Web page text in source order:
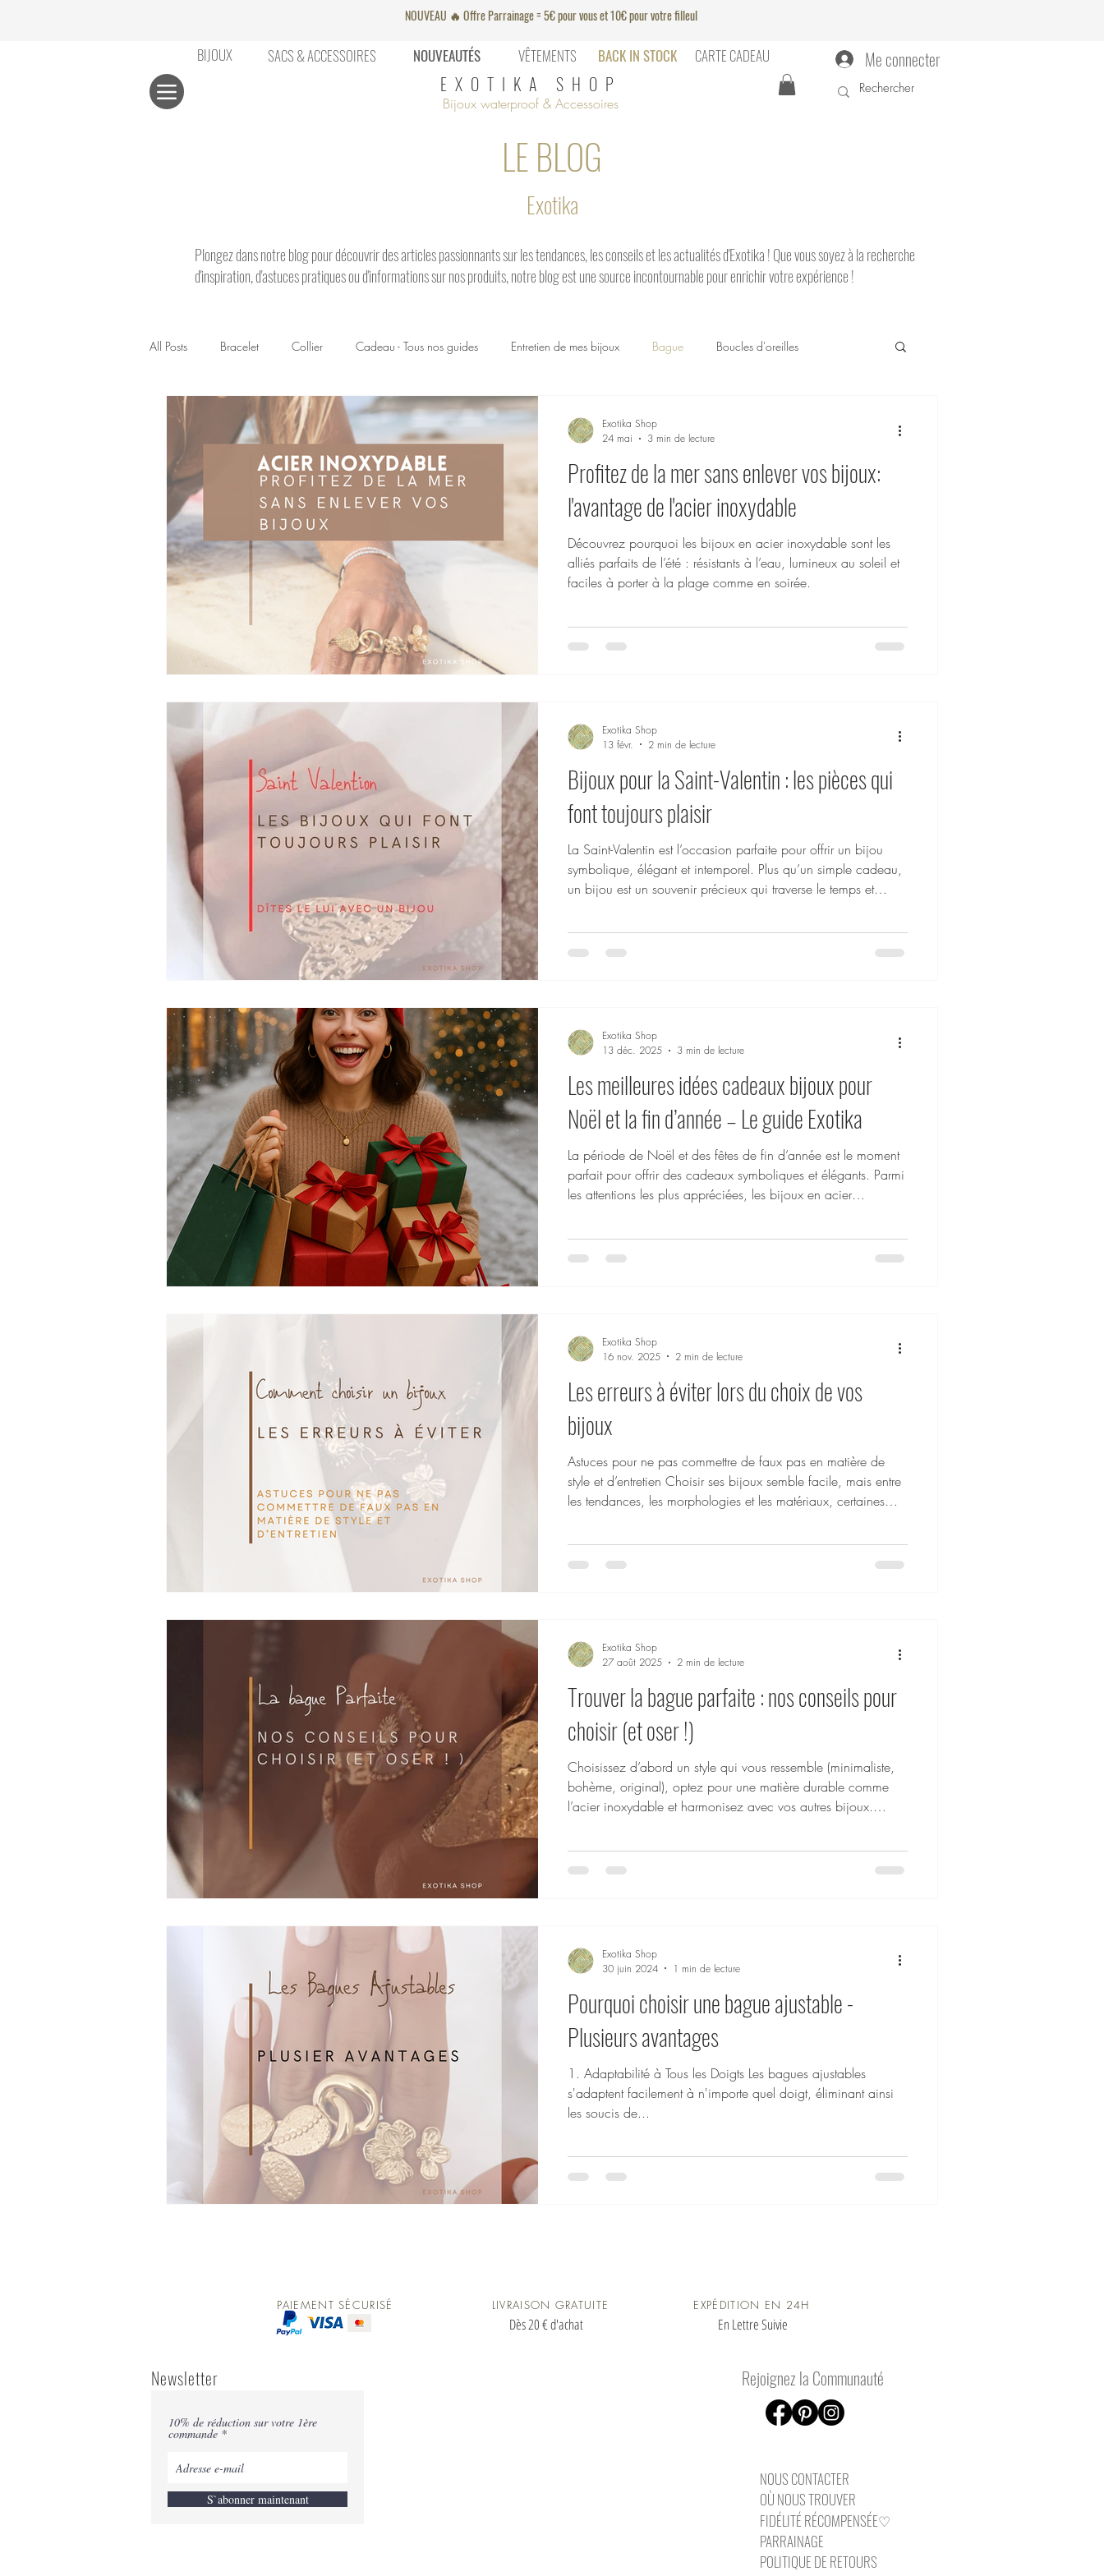
NOUVEAU 🔥 Offre Parrainage = 5€ pour vous et 10€ pour votre filleul
BIJOUX SACS & ACCESSOIRES CARTE CADEAU
EXOTIKA SHOP
Bijoux waterproof & Accessoires
NOUVEAUTÉS Me connecter
VÊTEMENTS BACK IN STOCK
LE BLOG
Exotika
​​Plongez dans notre blog pour découvrir des articles passionnants sur les tendances, les conseils et les actualités d'Exotika ! Que vous soyez à la recherche
d'inspiration, d'astuces pratiques ou d'informations sur nos produits, notre blog est une source incontournable pour enrichir votre expérience !
All Posts Bracelet Collier Cadeau - Tous nos guides Entretien de mes bijoux Bague Boucles d'oreilles
Mode et Tendances Signe Astrologique Spécial Fêtes Maroquinerie
Profitez de la mer sans enlever vos bijoux:
l'avantage de l'acier inoxydable
Découvrez pourquoi les bijoux en acier inoxydable sont les
alliés parfaits de l’été : résistants à l’eau, lumineux au soleil et
faciles à porter à la plage comme en soirée.
Exotika Shop
24 mai
3 min de lecture
Bijoux pour la Saint-Valentin : les pièces qui
font toujours plaisir
La Saint-Valentin est l’occasion parfaite pour offrir un bijou
symbolique, élégant et intemporel. Plus qu’un simple cadeau,
un bijou est un souvenir précieux qui traverse le temps et
nos bijoux en acier inoxydable sont pensés pour durer :
résistants, élégants, hypoallergéniques et parfaits pour un
Exotika Shop
13 févr.
2 min de lecture
Les meilleures idées cadeaux bijoux pour
Noël et la fin d’année – Le guide Exotika
La période de Noël et des fêtes de fin d’année est le moment
parfait pour offrir des cadeaux symboliques et élégants. Parmi
les attentions les plus appréciées, les bijoux en acier
idéals pour combler ceux que vous aimez.Chez Exotika (
Exotika Shop
13 déc. 2025
3 min de lecture
Les erreurs à éviter lors du choix de vos
bijoux
Astuces pour ne pas commettre de faux pas en matière de
style et d’entretien Choisir ses bijoux semble facile, mais entre
les tendances, les morphologies et les matériaux, certaines
pièces ! Chez Exotika , on vous aide à faire les bons choix
avec une série de conseils simples pour éviter les faux pas —
Exotika Shop
16 nov. 2025
2 min de lecture
Trouver la bague parfaite : nos conseils pour
choisir (et oser !)
Choisissez d’abord un style qui vous ressemble (minimaliste,
bohème, original), optez pour une matière durable comme
l’acier inoxydable et harmonisez avec vos autres bijoux.
Exotika Shop
27 août 2025
2 min de lecture
Pourquoi choisir une bague ajustable -
Plusieurs avantages
1. Adaptabilité à Tous les Doigts Les bagues ajustables
s'adaptent facilement à n'importe quel doigt, éliminant ainsi
les soucis de...
Exotika Shop
30 juin 2024
1 min de lecture
PAIEMENT SÉCURISÉ LIVRAISON GRATUITE
Dès 20 € d'achat
EXPÉDITION EN 24H
En Lettre Suivie
Newsletter
10% de réduction sur votre 1ère
commande
S`abonner maintenant
Rejoignez la Communauté
NOUS CONTACTER
OÙ NOUS TROUVER
FIDÉLITÉ RÉCOMPENSÉE♡
PARRAINAGE
POLITIQUE DE RETOURS